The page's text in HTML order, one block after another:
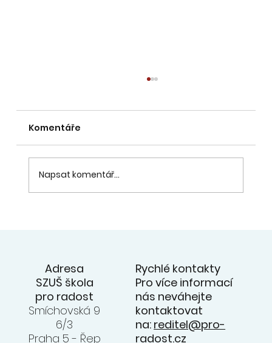
Komentáře
Napsat komentář...
Adresa
SZUŠ škola
pro radost
Smíchovská 9
6/3
Praha 5 - Řep
Rychlé kontakty
Pro více informací
nás neváhejte
kontaktovat
na: reditel@pro-
radost.cz